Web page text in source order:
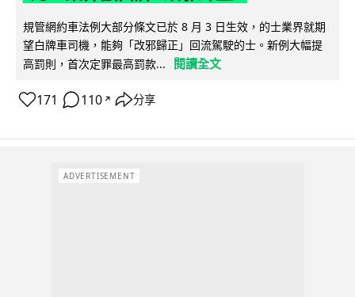
規管網約車法例大部分條文已於 8 月 3 日生效，的士業界就期
望白牌車司機，能夠「改邪歸正」回流駕駛的士。新例大幅提
高罰則，首次定罪最高罰款...
閱讀全文
171 110 ↗ 分享
ADVERTISEMENT